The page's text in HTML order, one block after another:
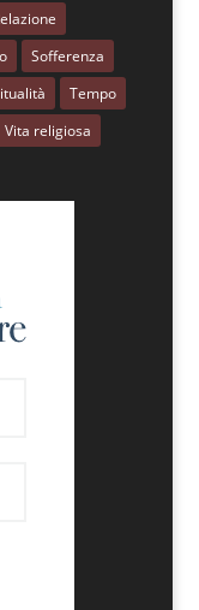
Sofferenza
Tempo
Vita religiosa